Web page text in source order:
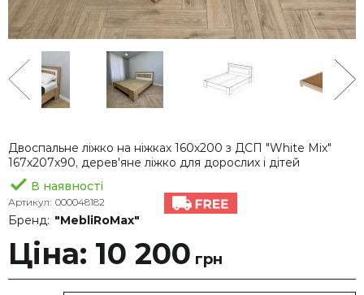
Двоспальне ліжко на ніжках 160х200 з ДСП "White Mix"
167х207х90, дерев'яне ліжко для дорослих і дітей
В наявності
Артикул: 000048182
Бренд: "MebliRoMax"
Ціна: 10 200 грн